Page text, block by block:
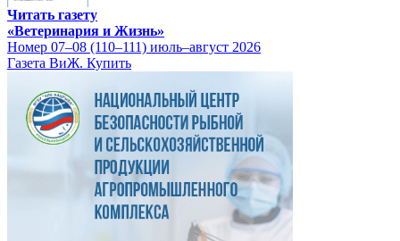
Читать газету
«Ветеринария и Жизнь»
Номер 07–08 (110–111) июль–август 2026
Газета ВиЖ. Купить